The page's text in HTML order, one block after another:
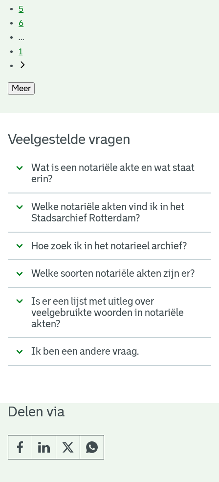
5
6
...
1
Meer
Veelgestelde vragen
Wat is een notariële akte en wat staat
erin?
Welke notariële akten vind ik in het
Stadsarchief Rotterdam?
Hoe zoek ik in het notarieel archief?
Welke soorten notariële akten zijn er?
Is er een lijst met uitleg over
veelgebruikte woorden in notariële
akten?
Ik ben een andere vraag.
Delen via